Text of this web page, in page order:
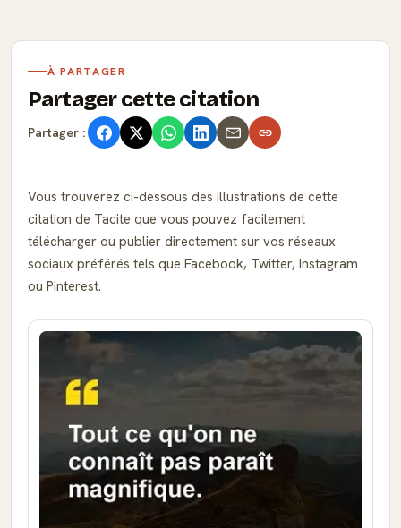
À PARTAGER
Partager cette citation
Partager :
Vous trouverez ci-dessous des illustrations de cette
citation de Tacite que vous pouvez facilement
télécharger ou publier directement sur vos réseaux
sociaux préférés tels que Facebook, Twitter, Instagram
ou Pinterest.